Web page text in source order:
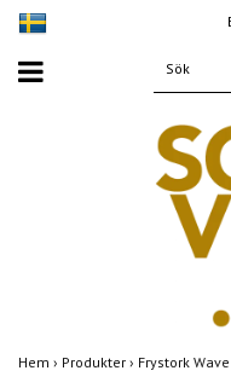
Hem › Produkter › Frystork